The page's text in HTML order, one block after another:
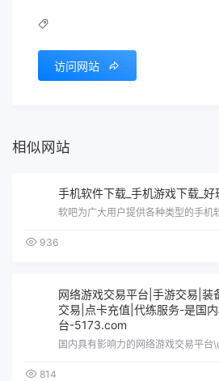
访问网站
相似网站
手机软件下载_手机游戏下载_
936
网络游戏交易平台|手游交易|装
交易|点卡充值|代练服务-是国
台-5173.com
814